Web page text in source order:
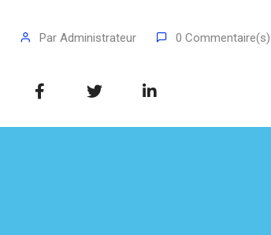
Par Administrateur 0 Commentaire(s)